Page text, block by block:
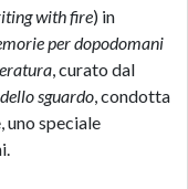
with fire) in
per dopodomani
, curato dal
sguardo, condotta
uno speciale